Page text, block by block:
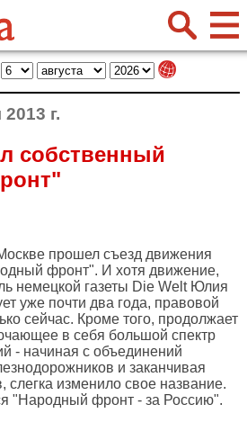
г.
собственный
прошел съезд движения
фронт". И хотя движение,
немецкой газеты Die WeltЮлия
уже почти два года, правовой
сейчас. Кроме того, продолжает
в себя большой спектр
- начиная с объединений
и заканчивая
изменило свое название.
"Народный фронт - за Россию".